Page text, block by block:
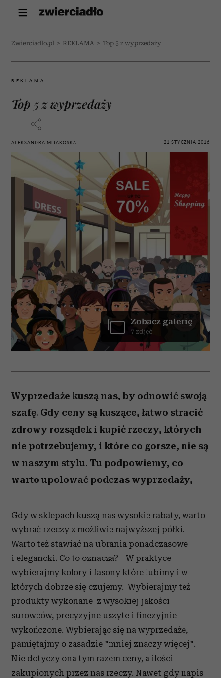
Zwierciadlo.pl > REKLAMA > Top 5 z wyprzedaży
REKLAMA
Top 5 z wyprzedaży
ALEKSANDRA MIJAKOSKA 21 STYCZNIA 2016
Zobacz galerię
7 zdjęć
Wyprzedaże kuszą nas, by odnowić swoją
szafę. Gdy ceny są kuszące, łatwo stracić
zdrowy rozsądek i kupić rzeczy, których
nie potrzebujemy, i które co gorsze, nie są
w naszym stylu. Tu podpowiemy, co
warto upolować podczas wyprzedaży,
Gdy w sklepach kuszą nas wysokie rabaty, warto
wybrać rzeczy z możliwie najwyższej półki.
Warto też stawiać na ubrania ponadczasowe
i elegancki. Co to oznacza? - W praktyce
wybierajmy kolory i fasony które lubimy i w
których dobrze się czujemy. Wybierajmy też
produkty wykonane z wysokiej jakości
surowców, precyzyjne uszyte i finezyjnie
wykończone. Wybierając się na wyprzedaże,
pamiętajmy o zasadzie "mniej znaczy więcej".
Nie dotyczy ona tym razem ceny, a ilości
zakupionych przez nas rzeczy. Nawet gdy napis